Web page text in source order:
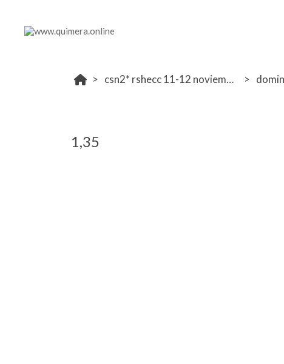
csn2* rshecc 11-12 noviembre
1,35